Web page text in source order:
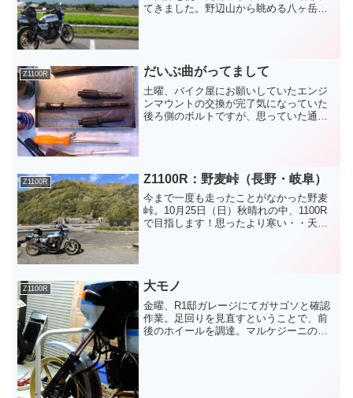
てきました。野辺山から眺める八ヶ岳
Z1100R だいぶ曲がってまして
土曜、バイク屋にお願いしていたエンジ
ンマウントの交換が完了気になっていた
後ろ側のボルトですが、思っていた通り
Z1100R Z1100R：野麦峠（長野・岐阜）
今まで一度も走ったことがなかった野麦
峠。10月25日（日）秋晴れの中、1100R
で目指します！思ったより寒い・・天気
Z1100R 大モノ
金曜、R1邸ガレージにてガサゴソと確認
作業。足回りを見直すということで、前
後のホイールを調達。マルケジーニのマ